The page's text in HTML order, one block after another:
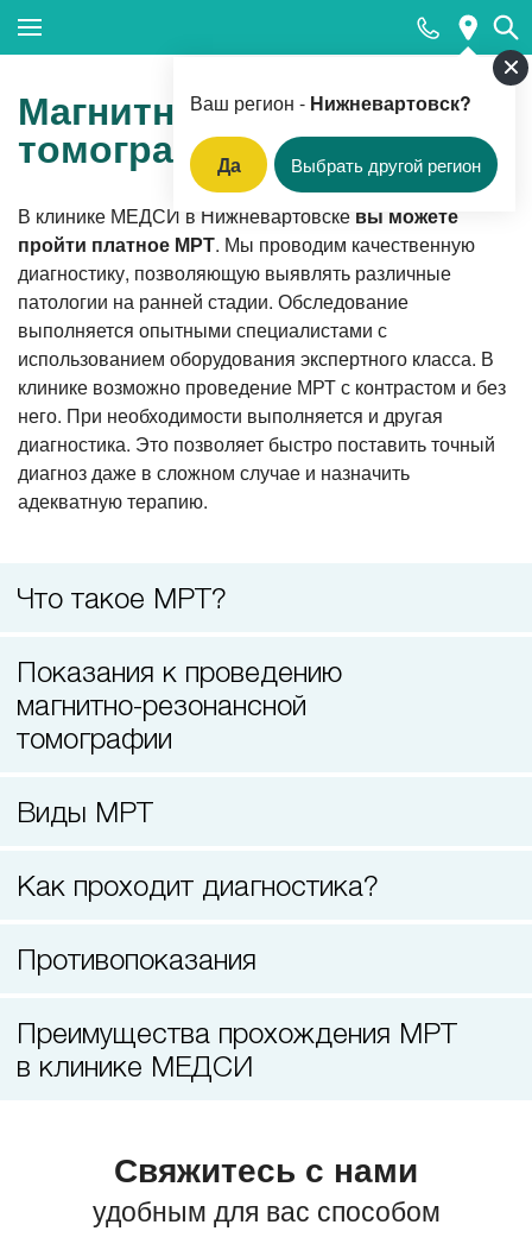
Ваш регион - Нижневартовск?
Да Выбрать другой регион
Популярные запросы
Магнитно-резонансная томография
Прием акушера-гинеколога
Прием кардиолога
Цифровая стоматология
Прием врача-гастроэнтеролога
Ультразвуковая диагностика
ФГДС (фиброгастродуоденоскопия)
Магнитно-резонансная
томография
В клинике МЕДСИ в Нижневартовске вы можете
пройти платное МРТ. Мы проводим качественную
диагностику, позволяющую выявлять различные
патологии на ранней стадии. Обследование
выполняется опытными специалистами с
использованием оборудования экспертного класса. В
клинике возможно проведение МРТ с контрастом и без
него. При необходимости выполняется и другая
диагностика. Это позволяет быстро поставить точный
диагноз даже в сложном случае и назначить
адекватную терапию.
Что такое МРТ?
Показания к проведению
магнитно-резонансной
томографии
Виды МРТ
Как проходит диагностика?
Противопоказания
Преимущества прохождения МРТ
в клинике МЕДСИ
Свяжитесь с нами
удобным для вас способом